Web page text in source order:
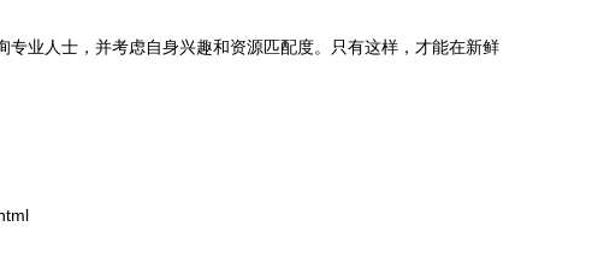
业人士，并考虑自身兴趣和资源匹配度。只有这样，才能在新鲜